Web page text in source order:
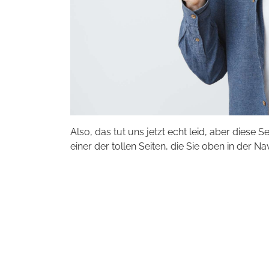
Also, das tut uns jetzt echt leid, aber diese
einer der tollen Seiten, die Sie oben in der